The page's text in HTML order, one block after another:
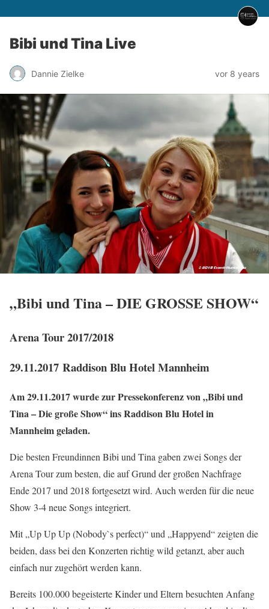
Bibi und Tina Live
Dannie Zielke vor 8 years
„Bibi und Tina – DIE GROSSE SHOW“
Arena Tour 2017/2018
29.11.2017 Raddison Blu Hotel Mannheim
Am 29.11.2017 wurde zur Pressekonferenz von „Bibi und
Tina – Die große Show“ ins Raddison Blu Hotel in
Mannheim geladen.
Die besten Freundinnen Bibi und Tina gaben zwei Songs der
Arena Tour zum besten, die auf Grund der großen Nachfrage
Ende 2017 und 2018 fortgesetzt wird. Auch werden für die neue
Show 3-4 neue Songs integriert.
Mit „Up Up Up (Nobody`s perfect)“ und „Happyend“ zeigten die
beiden, dass bei den Konzerten richtig wild getanzt, aber auch
einfach nur zugehört werden kann.
Bereits 100.000 begeisterte Kinder und Eltern besuchten Anfang